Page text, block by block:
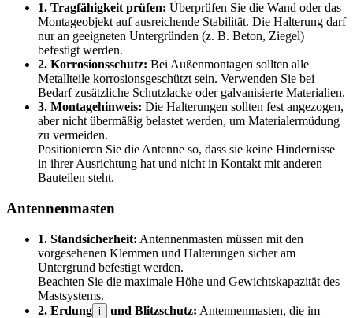
1. Tragfähigkeit prüfen: Überprüfen Sie die Wand oder das
Montageobjekt auf ausreichende Stabilität. Die Halterung darf
nur an geeigneten Untergründen (z. B. Beton, Ziegel)
befestigt werden.
2. Korrosionsschutz: Bei Außenmontagen sollten alle
Metallteile korrosionsgeschützt sein. Verwenden Sie bei
Bedarf zusätzliche Schutzlacke oder galvanisierte Materialien.
3. Montagehinweis: Die Halterungen sollten fest angezogen,
aber nicht übermäßig belastet werden, um Materialermüdung
zu vermeiden.
Positionieren Sie die Antenne so, dass sie keine Hindernisse
in ihrer Ausrichtung hat und nicht in Kontakt mit anderen
Bauteilen steht.
Antennenmasten
1. Standsicherheit: Antennenmasten müssen mit den
vorgesehenen Klemmen und Halterungen sicher am
Untergrund befestigt werden.
Beachten Sie die maximale Höhe und Gewichtskapazität des
Mastsystems.
2. Erdung i und Blitzschutz: Antennenmasten, die im